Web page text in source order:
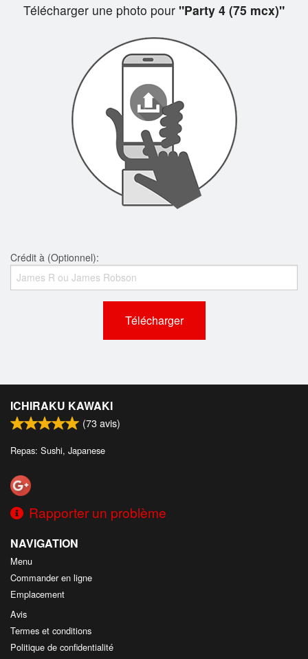
Télécharger une photo pour "Party 4 (75 mcx)"
Crédit à (Optionnel):
Télécharger
ICHIRAKU KAWAKI
(73avis)
Repas: Sushi, Japanese
Rapporter un problème
NAVIGATION
Menu
Commander en ligne
Emplacement
Avis
Termes et conditions
Politique de confidentialité